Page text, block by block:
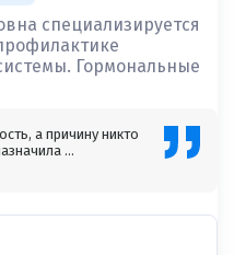
специализируется
Гормональные
а причину никто
...